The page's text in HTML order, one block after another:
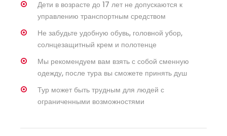
Дети в возрасте до 17 лет не допускаются к
управлению транспортным средством
Не забудьте удобную обувь, головной убор,
солнцезащитный крем и полотенце
Мы рекомендуем вам взять с собой сменную
одежду, после тура вы сможете принять душ
Тур может быть трудным для людей с
ограниченными возможностями